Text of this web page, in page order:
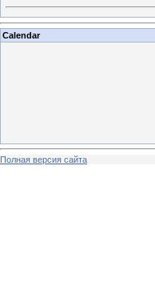
Calendar
Полная версия сайта